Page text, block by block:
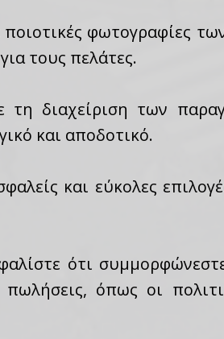
ποιοτικές φωτογραφίες
τους πελάτες.
τη διαχείριση των
και αποδοτικό.
και εύκολες
ότι
όπως οι